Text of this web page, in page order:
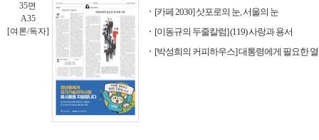
35면
A35
[여론/독자]
[카페 2030] 삿포로의 눈, 서울의 눈
[이동규의 두줄칼럼] (119) 사랑과 용서
[박성희의 커피하우스] 대통령에게 필요한